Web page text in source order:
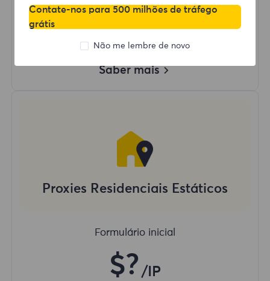
Mais de 50 regiões ao redor do mundo
País Aleatório
Proxy Residencial Dinâmico Real
Saber mais
Proxies Residenciais Estáticos
Formulário inicial
$? /IP
Contate-nos para 500 milhões de tráfego
grátis
Não me lembre de novo